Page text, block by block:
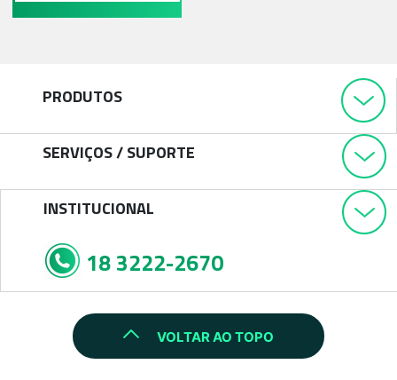
PRODUTOS
SERVIÇOS / SUPORTE
INSTITUCIONAL
18 3222-2670
VOLTAR AO TOPO